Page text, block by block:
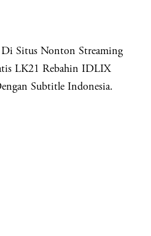
Situs Nonton Streaming
LK21 Rebahin IDLIX
Subtitle Indonesia.